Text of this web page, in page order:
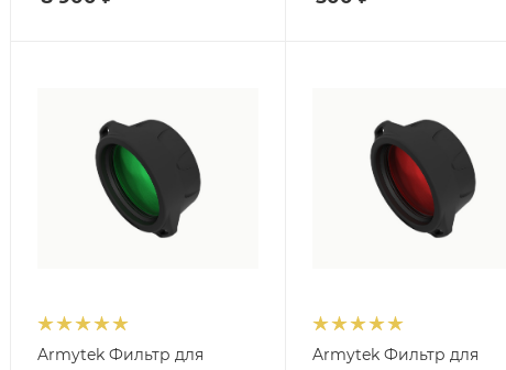
Armytek Фильтр для
Armytek Фильтр для